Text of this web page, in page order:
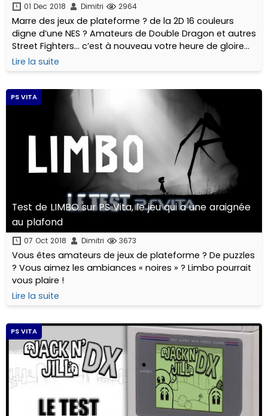
01 Dec 2018 Dimitri 2964
Marre des jeux de plateforme ? de la 2D 16 couleurs
digne d’une NES ? Amateurs de Double Dragon et autres
Street Fighters… c’est à nouveau votre heure de gloire
sur PS Vita !
Lire la suite
PS VITA
Test de LIMBO sur PS Vita, le jeu qui a une araignée
au plafond
07 Oct 2018 Dimitri 3673
Vous êtes amateurs de jeux de plateforme ? De puzzles
? Vous aimez les ambiances « noires » ? Limbo pourrait
vous plaire !
Lire la suite
PS VITA